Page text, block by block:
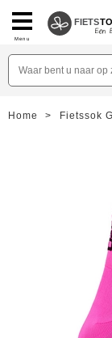
Menu
FIETS
Home > Fietssok